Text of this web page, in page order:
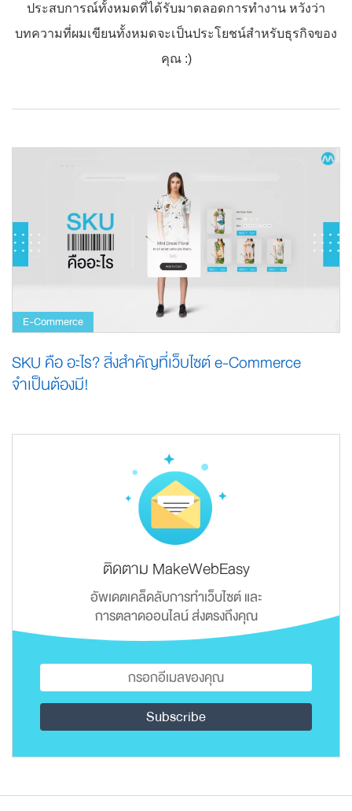
ประสบการณ์ทั้งหมดที่ได้รับมาตลอดการทำงาน หวังว่า
บทความที่ผมเขียนทั้งหมดจะเป็นประโยชน์สำหรับธุรกิจของ
คุณ :)
E-Commerce
SKU คือ อะไร? สิ่งสำคัญที่เว็บไซต์ e-Commerce
จำเป็นต้องมี!
ติดตาม MakeWebEasy
อัพเดตเคล็ดลับการทำเว็บไซต์ และ
การตลาดออนไลน์ ส่งตรงถึงคุณ